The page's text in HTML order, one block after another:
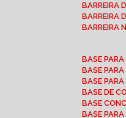
BASE
BASE
BASE
BASE DE
BASE
BASE